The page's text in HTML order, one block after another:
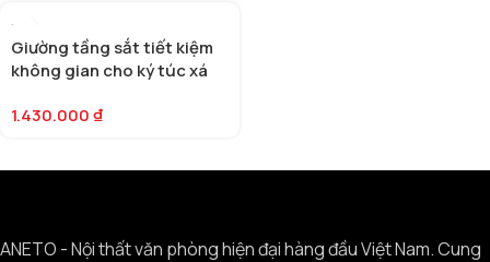
Giường tầng sắt tiết kiệm
không gian cho ký túc xá
1.430.000₫
ANETO - Nội thất văn phòng hiện đại hàng đầu Việt Nam. Cung